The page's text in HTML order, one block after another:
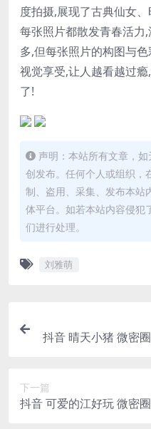
度拍摄,展现了古典仙女
每张照片都散发青春活力
多,但每张照片的构图与
视觉享受,让人越看越过
了!
声明：本站所有文章，
创发布。任何个人或组织，
制、盗用、采集、发布本站
体平台。如若本站内容侵犯
们进行处理。
刘雅萌
抖音 晴天小猪 微密
下一篇
抖音 可爱的江好玩 微密圈 NO.006期 【30P】(抖音